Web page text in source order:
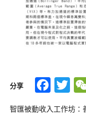
分享
智匯被動收入工作坊：